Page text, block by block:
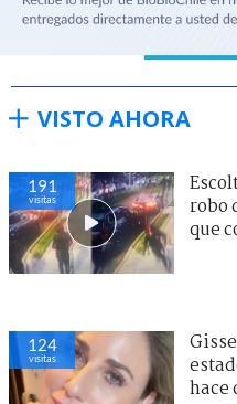
VISTO AHORA
191
visitas
robo
que
124
visitas
hace